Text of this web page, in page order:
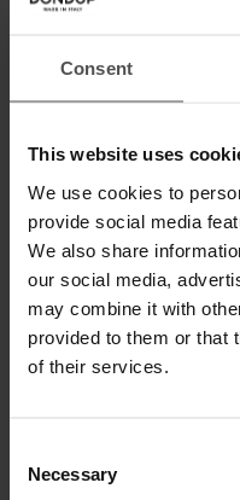
Consent
This website uses
We use cookies to
provide social media
We also share
our social media,
may combine it with
provided to them or that
of their services.
Selection
Necessary
32
Größe nicht am Lager?
verfügbar
Zahlen Sie in 3 oder 4 Raten ohne
VERSAND UND RETOUREN
TECHNISCHE